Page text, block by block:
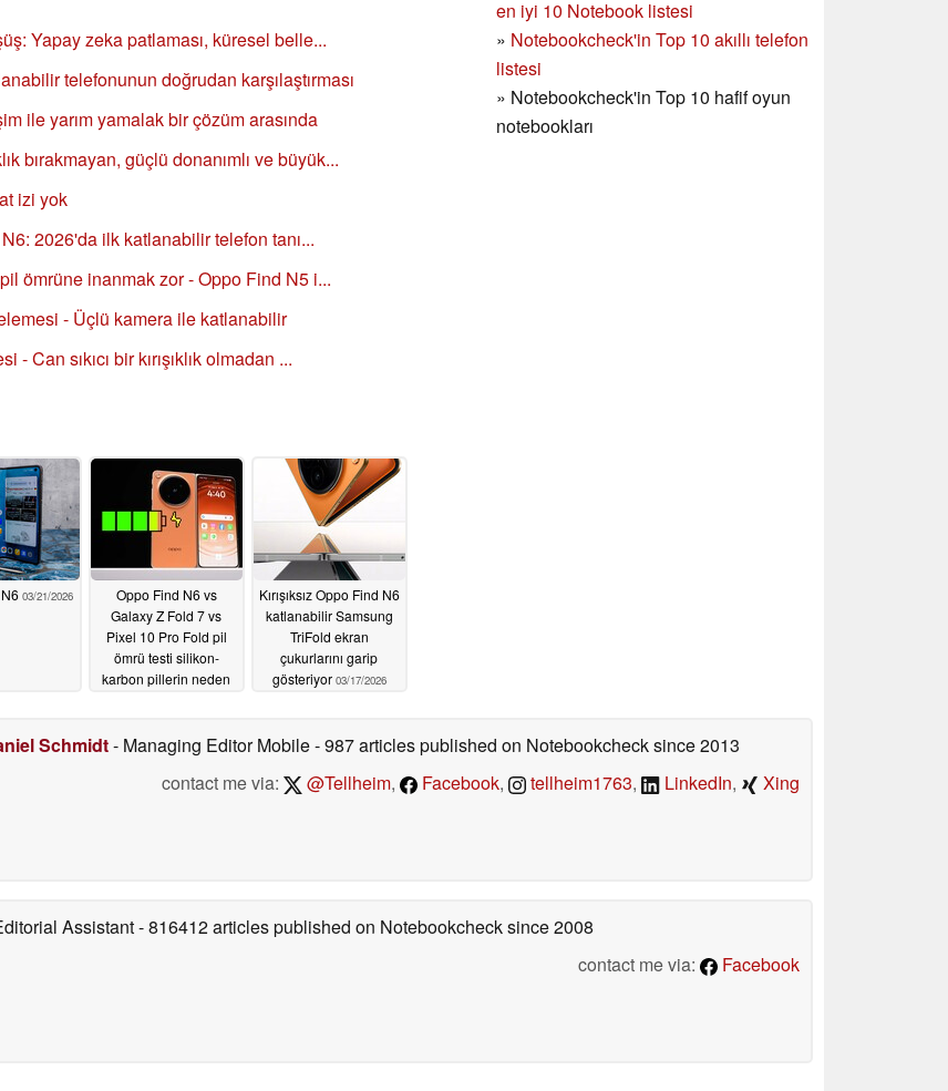
en iyi 10 Notebook listesi
» Notebookcheck'in Top 10 akıllı telefon
listesi
» Notebookcheck'in Top 10 hafif oyun
notebookları
Yapay zeka patlaması, küresel belle...
telefonunun doğrudan karşılaştırması
ile yarım yamalak bir çözüm arasında
bırakmayan, güçlü donanımlı ve büyük...
izi yok
2026'da ilk katlanabilir telefon tanı...
ömrüne inanmak zor - Oppo Find N5 i...
- Üçlü kamera ile katlanabilir
Can sıkıcı bir kırışıklık olmadan ...
03/21/2026
Oppo Find N6 vs
Galaxy Z Fold 7 vs
Pixel 10 Pro Fold pil
ömrü testi silikon-
karbon pillerin neden
Kırışıksız Oppo Find N6
katlanabilir Samsung
TriFold ekran
çukurlarını garip
gösteriyor 03/17/2026
Schmidt- Managing Editor Mobile- 987 articles published on Notebookchecksince 2013
contact me via:
@Tellheim, Facebook, tellheim1763, LinkedIn, Xing
Assistant- 816412 articles published on Notebookchecksince 2008
contact me via:
Facebook